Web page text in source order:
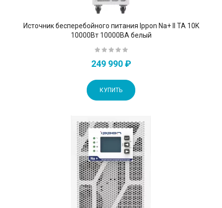
Источник бесперебойного питания Ippon Na+ II TA 10K
10000Вт 10000ВА белый
249 990 ₽
КУПИТЬ